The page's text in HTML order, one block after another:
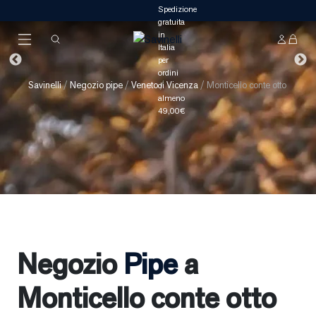
Savinelli/ Negozio pipe/Veneto/Vicenza / Monticello conte otto
Negozio Pipea
Monticello conte otto